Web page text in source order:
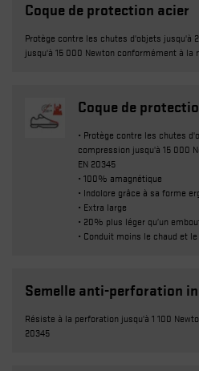
Coque de protection acier
Protège contre les chutes d'objets jusqu'à
jusqu'à 15 000 Newton conformément à la
Coque de
• Protège contre les chutes
compression jusqu'à 15 000
EN 20345
• 100% amagnétique
• Indolore grâce à sa forme
• Extra large
• 20% plus léger qu’un
• Conduit moins le chaud et
Semelle anti-perforation
Résiste à la perforation jusqu'à 1 100
20345